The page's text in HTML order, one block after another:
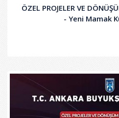
ÖZEL PROJELER VE
- Yeni Mamak